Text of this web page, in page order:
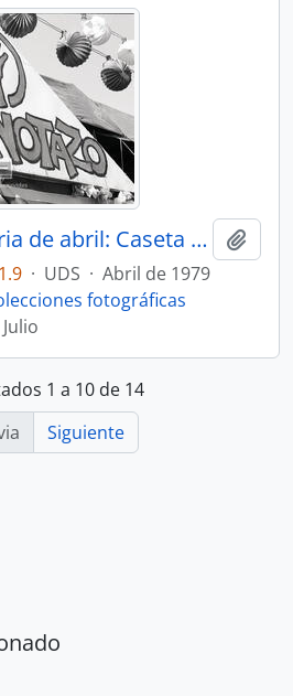
Escenas de la Feria de abril: Caseta La PECERA – 09
· UDS · Abril de 1979
fotográficas
1 a 10 de 14
Siguiente